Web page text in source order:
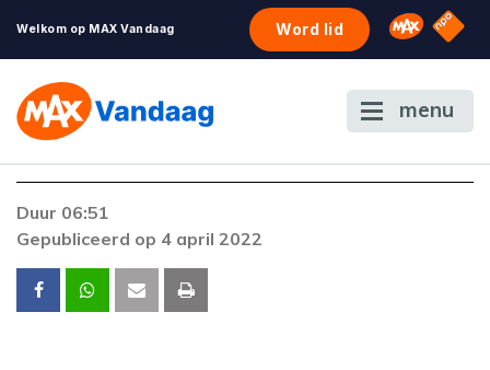
Welkom op MAX Vandaag Word lid Omroep
NPO
menu
De gewenste stream is op dit moment niet
voordoen, neem dan contact op met onze
klantenservice.
Duur 06:51
Gepubliceerd op 4 april 2022